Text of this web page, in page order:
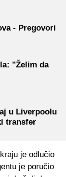
- Pregovori
"Želim da
u Liverpoolu
transfer
je odlučio
je poručio